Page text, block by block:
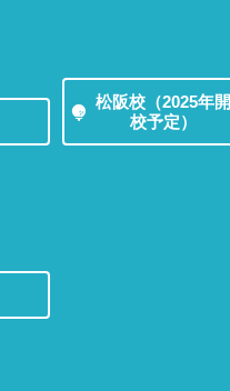
松阪校（2025年開
校予定）